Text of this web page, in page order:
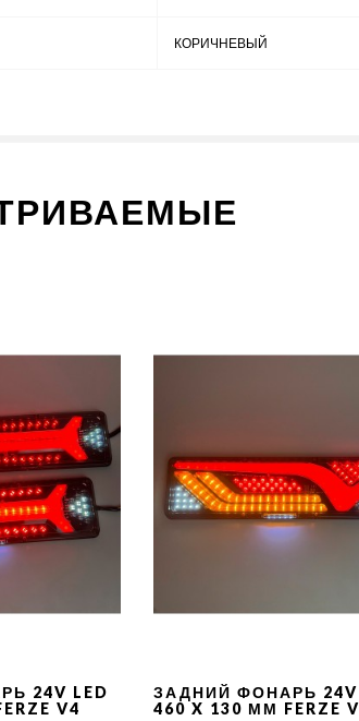
КОРИЧНЕВЫЙ
24V LED
V4
ЗАДНИЙ ФОНАРЬ 24V
460 X 130 ММ FERZE